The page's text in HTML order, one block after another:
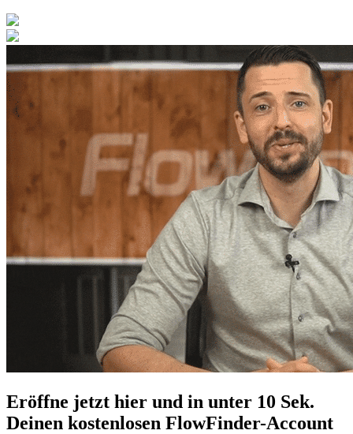
Eröffne jetzt hier und in unter 10 Sek.
Deinen kostenlosen FlowFinder-Account